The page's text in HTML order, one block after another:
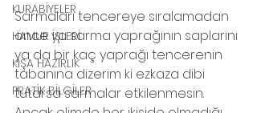
KURABİYELER
HAMUR İŞLERİ
KIŞA HAZIRLIK
PRATİK BİLGİLER
Sarmaları tencereye sıralamadan
önce ya sarma yaprağının saplarını
ya da bir kaç yaprağı tencerenin
tabanına dizerim ki ezkaza dibi
tutarsa sarmalar etkilenmesin.